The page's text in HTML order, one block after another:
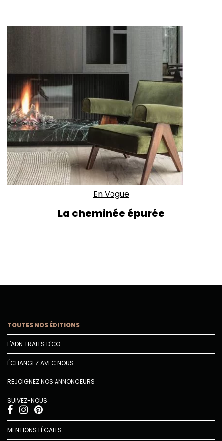
En Vogue
La cheminée épurée
TOUTES NOS ÉDITIONS
L'ADN TRAITS D'CO
ÉCHANGEZ AVEC NOUS
REJOIGNEZ NOS ANNONCEURS
SUIVEZ-NOUS
MENTIONS LÉGALES